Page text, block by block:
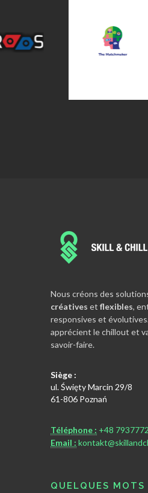
Nous créons des
créatives et flexibles,
responsives et
apprécient le chillout et
savoir-faire.
Siège :
ul. Święty Marcin 29/8
61-806 Poznań
Téléphone : +48
Email :
QUELQUES MOTS